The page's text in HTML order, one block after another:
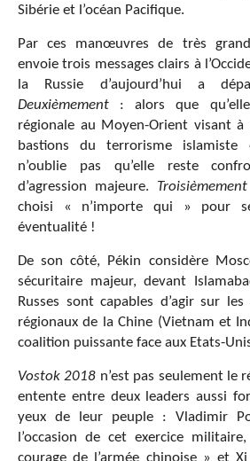
Sibérie et l’océan Pacifique.
Par ces manœuvres de très
envoie trois messages clairs à
la Russie d’aujourd’hui a
Deuxièmement : alors que
régionale au Moyen-Orient visant à
bastions du terrorisme islamiste
n’oublie pas qu’elle reste
d’agression majeure. Troisièmement
choisi « n’importe qui » pour
éventualité !
De son côté, Pékin considère
sécuritaire majeur, devant
Russes sont capables d’agir sur les
régionaux de la Chine (Vietnam et
coalition puissante face aux Etats-
Vostok 2018 n’est pas seulement le
entente entre deux leaders aussi
yeux de leur peuple : Vladimir
l’occasion de cet exercice
courage de l’armée chinoise » et